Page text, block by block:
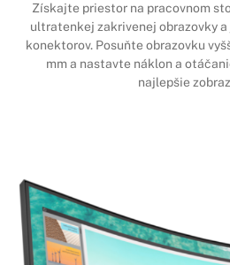
Získajte priestor na pracovnom
ultratenkej zakrivenej obrazovky
konektorov. Posuňte obrazovku
mm a nastavte náklon a
najlepšie